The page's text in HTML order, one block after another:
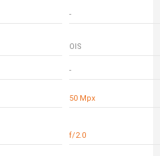
-
OIS
-
50 Mpx
f/2.0